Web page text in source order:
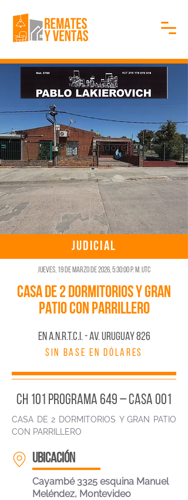
Judicial
jueves, 19 de marzo de 2026, 5:30:00 p. m. UTC
CASA DE 2 DORMITORIOS Y GRAN
PATIO CON PARRILLERO
En A.N.R.T.C.I. - AV. URUGUAY 826
Sin base en dólares
CH 101 PROGRAMA 649 – CASA 001
CASA DE 2 DORMITORIOS Y GRAN PATIO
CON PARRILLERO
ubicación
Cayambé 3325 esquina Manuel
Meléndez, Montevideo